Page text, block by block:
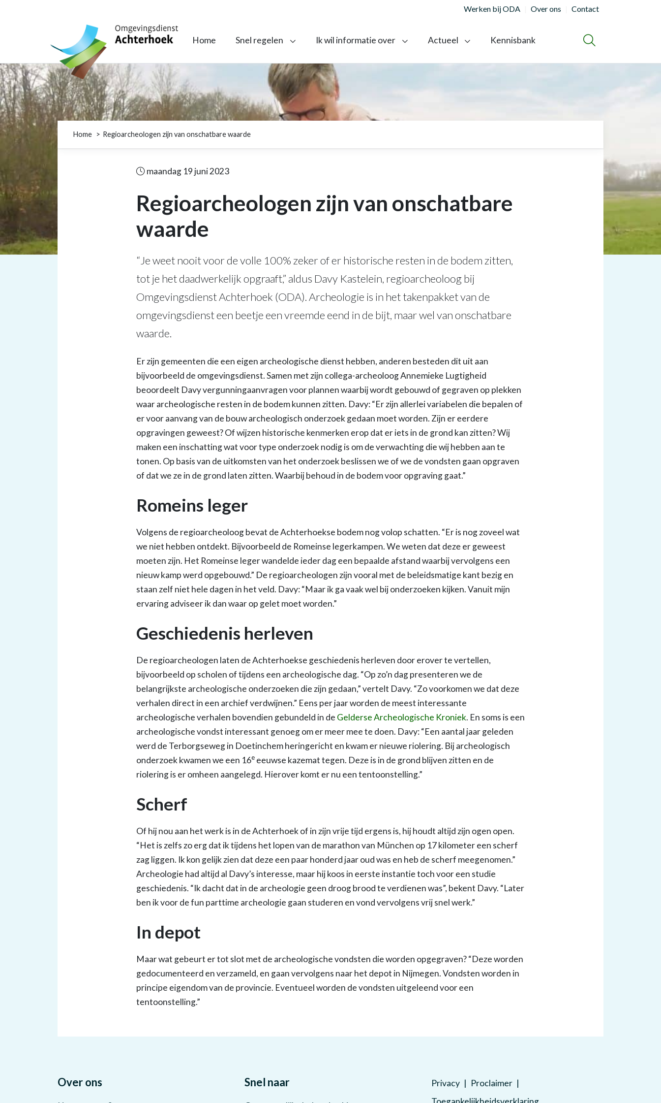
Werken bij ODA Over ons Contact
Omgevingsdienst Achterhoek
Home
Snel regelen Ik wil informatie over Actueel Kennisbank ZOEKEN
Home Regioarcheologen zijn van onschatbare waarde
maandag 19 juni 2023
Regioarcheologen zijn van onschatbare
waarde
“Je weet nooit voor de volle 100% zeker of er historische resten in de bodem zitten,
tot je het daadwerkelijk opgraaft,” aldus Davy Kastelein, regioarcheoloog bij
Omgevingsdienst Achterhoek (ODA). Archeologie is in het takenpakket van de
omgevingsdienst een beetje een vreemde eend in de bijt, maar wel van onschatbare
waarde.
Er zijn gemeenten die een eigen archeologische dienst hebben, anderen besteden dit uit aan
bijvoorbeeld de omgevingsdienst. Samen met zijn collega-archeoloog Annemieke Lugtigheid
beoordeelt Davy vergunningaanvragen voor plannen waarbij wordt gebouwd of gegraven op plekken
waar archeologische resten in de bodem kunnen zitten. Davy: “Er zijn allerlei variabelen die bepalen of
er voor aanvang van de bouw archeologisch onderzoek gedaan moet worden. Zijn er eerdere
opgravingen geweest? Of wijzen historische kenmerken erop dat er iets in de grond kan zitten? Wij
maken een inschatting wat voor type onderzoek nodig is om de verwachting die wij hebben aan te
tonen. Op basis van de uitkomsten van het onderzoek beslissen we of we de vondsten gaan opgraven
of dat we ze in de grond laten zitten. Waarbij behoud in de bodem voor opgraving gaat.”
Romeins leger
Volgens de regioarcheoloog bevat de Achterhoekse bodem nog volop schatten. “Er is nog zoveel wat
we niet hebben ontdekt. Bijvoorbeeld de Romeinse legerkampen. We weten dat deze er geweest
moeten zijn. Het Romeinse leger wandelde ieder dag een bepaalde afstand waarbij vervolgens een
nieuw kamp werd opgebouwd.” De regioarcheologen zijn vooral met de beleidsmatige kant bezig en
staan zelf niet hele dagen in het veld. Davy: “Maar ik ga vaak wel bij onderzoeken kijken. Vanuit mijn
ervaring adviseer ik dan waar op gelet moet worden.”
Geschiedenis herleven
De regioarcheologen laten de Achterhoekse geschiedenis herleven door erover te vertellen,
bijvoorbeeld op scholen of tijdens een archeologische dag. “Op zo’n dag presenteren we de
belangrijkste archeologische onderzoeken die zijn gedaan,” vertelt Davy. “Zo voorkomen we dat deze
verhalen direct in een archief verdwijnen.” Eens per jaar worden de meest interessante
archeologische verhalen bovendien gebundeld in de Gelderse Archeologische Kroniek. En soms is een
archeologische vondst interessant genoeg om er meer mee te doen. Davy: “Een aantal jaar geleden
werd de Terborgseweg in Doetinchem heringericht en kwam er nieuwe riolering. Bij archeologisch
onderzoek kwamen we een 16e eeuwse kazemat tegen. Deze is in de grond blijven zitten en de
riolering is er omheen aangelegd. Hierover komt er nu een tentoonstelling.”
Scherf
Of hij nou aan het werk is in de Achterhoek of in zijn vrije tijd ergens is, hij houdt altijd zijn ogen open.
“Het is zelfs zo erg dat ik tijdens het lopen van de marathon van München op 17 kilometer een scherf
zag liggen. Ik kon gelijk zien dat deze een paar honderd jaar oud was en heb de scherf meegenomen.”
Archeologie had altijd al Davy’s interesse, maar hij koos in eerste instantie toch voor een studie
geschiedenis. “Ik dacht dat in de archeologie geen droog brood te verdienen was”, bekent Davy. “Later
ben ik voor de fun parttime archeologie gaan studeren en vond vervolgens vrij snel werk.”
In depot
Maar wat gebeurt er tot slot met de archeologische vondsten die worden opgegraven? “Deze worden
gedocumenteerd en verzameld, en gaan vervolgens naar het depot in Nijmegen. Vondsten worden in
principe eigendom van de provincie. Eventueel worden de vondsten uitgeleend voor een
tentoonstelling.”
Over ons Snel naar Privacy
Proclaimer